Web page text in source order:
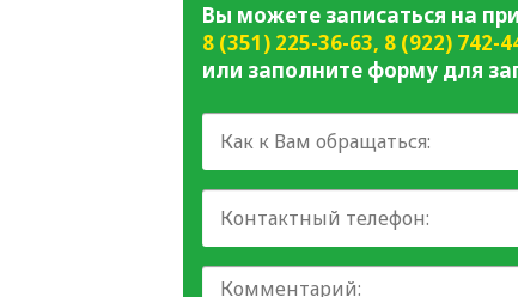
Вы можете записаться на
8 (351) 225-36-63, 8 (922) 742-
или заполните форму для